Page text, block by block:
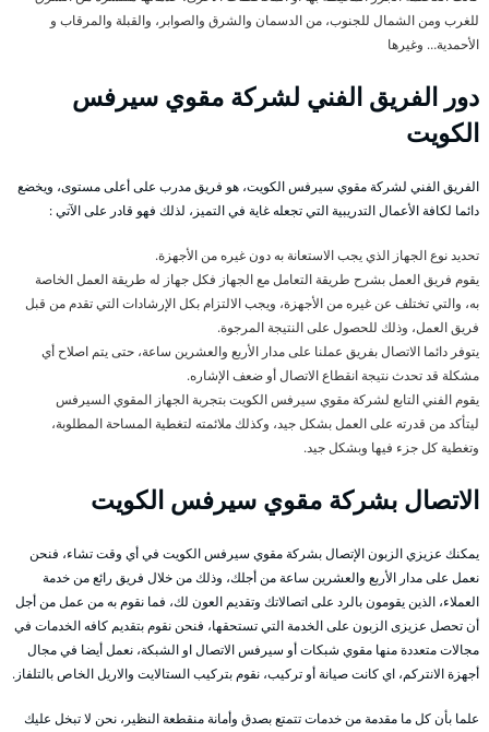
للغرب ومن الشمال للجنوب، من الدسمان والشرق والصوابر، والقبلة والمرقاب و
الأحمدية… وغيرها
دور الفريق الفني لشركة مقوي سيرفس
الكويت
الفريق الفني لشركة مقوي سيرفس الكويت، هو فريق مدرب على أعلى مستوى، ويخضع
دائما لكافة الأعمال التدريبية التي تجعله غاية في التميز، لذلك فهو قادر على الآتي :
تحديد نوع الجهاز الذي يجب الاستعانة به دون غيره من الأجهزة.
يقوم فريق العمل بشرح طريقة التعامل مع الجهاز فكل جهاز له طريقة العمل الخاصة
به، والتي تختلف عن غيره من الأجهزة، ويجب الالتزام بكل الإرشادات التي تقدم من قبل
فريق العمل، وذلك للحصول على النتيجة المرجوة.
يتوفر دائما الاتصال بفريق عملنا على مدار الأربع والعشرين ساعة، حتى يتم اصلاح أي
مشكلة قد تحدث نتيجة انقطاع الاتصال أو ضعف الإشاره.
يقوم الفني التابع لشركة مقوي سيرفس الكويت بتجربة الجهاز المقوي السيرفس
ليتأكد من قدرته على العمل بشكل جيد، وكذلك ملائمته لتغطية المساحة المطلوبة،
وتغطية كل جزء فيها وبشكل جيد.
الاتصال بشركة مقوي سيرفس الكويت
يمكنك عزيزي الزبون الإتصال بشركة مقوي سيرفس الكويت في أي وقت تشاء، فنحن
نعمل على مدار الأربع والعشرين ساعة من أجلك، وذلك من خلال فريق رائع من خدمة
العملاء، الذين يقومون بالرد على اتصالاتك وتقديم العون لك، فما نقوم به من عمل من أجل
أن تحصل عزيزى الزبون على الخدمة التي تستحقها، فنحن نقوم بتقديم كافه الخدمات في
مجالات متعددة منها مقوي شبكات أو سيرفس الاتصال او الشبكة، نعمل أيضا في مجال
أجهزة الانتركم، اي كانت صيانة أو تركيب، نقوم بتركيب الستالايت والاريل الخاص بالتلفاز.
علما بأن كل ما مقدمة من خدمات تتمتع بصدق وأمانة منقطعة النظير، نحن لا تبخل عليك